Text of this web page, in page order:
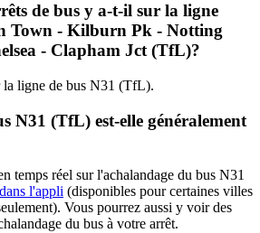
de bus y a-t-il sur la ligne
Town - Kilburn Pk - Notting
- Clapham Jct (TfL)?
la ligne de bus N31 (TfL).
N31 (TfL) est-elle généralement
temps réel sur l'achalandage du bus N31
dans l'appli (disponibles pour certaines villes
Vous pourrez aussi y voir des
du bus à votre arrêt.